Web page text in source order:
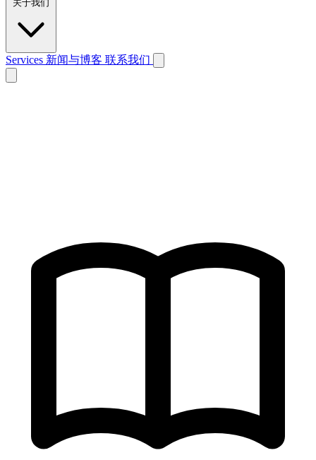
关于我们
Services 新闻与博客 联系我们